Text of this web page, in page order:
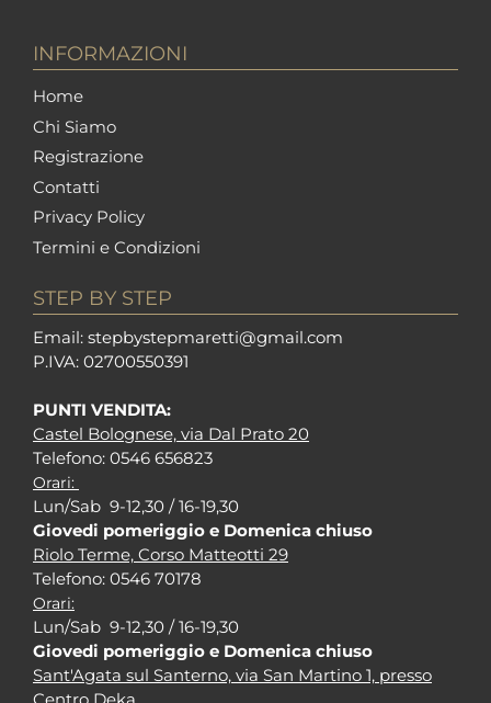
INFORMAZIONI
Home
Chi Siamo
Registrazione
Contatti
Privacy Policy
Termini e Condizioni
STEP BY STEP
Email: stepbystepmaretti@gmail.com
P.IVA: 02700550391
PUNTI VENDITA:
Castel Bolognese, via Dal Prato 20
Telefono: 0546 656823
Orari:
Lun/Sab 9-12,30 / 16-19,30
Giovedi pomeriggio e Domenica chiuso
Riolo Terme, Corso Matteotti 29
Telefono: 0546 70178
Orari:
Lun/Sab 9-12,30 / 16-19,30
Giovedi pomeriggio e Domenica chiuso
Sant'Agata sul Santerno, via San Martino 1, presso